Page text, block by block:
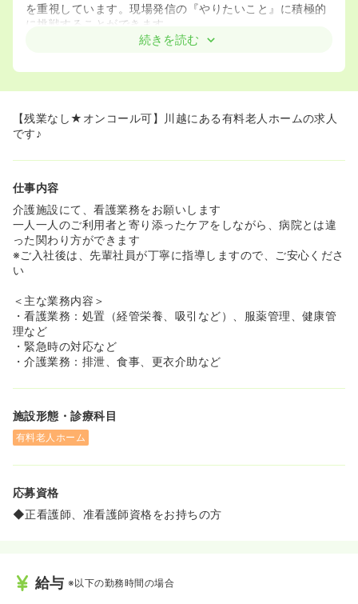
を重視しています。現場発信の『やりたいこと』に積極的
に挑戦することができます。
続きを読む
【残業なし★オンコール可】川越にある有料老人ホームの求人
です♪
仕事内容
介護施設にて、看護業務をお願いします
一人一人のご利用者と寄り添ったケアをしながら、病院とは違
った関わり方ができます
※ご入社後は、先輩社員が丁寧に指導しますので、ご安心くださ
い
＜主な業務内容＞
・看護業務：処置（経管栄養、吸引など）、服薬管理、健康管
理など
・緊急時の対応など
・介護業務：排泄、食事、更衣介助など
施設形態・診療科目
有料老人ホーム
応募資格
◆正看護師、准看護師資格をお持ちの方
給与 ※以下の勤務時間の場合